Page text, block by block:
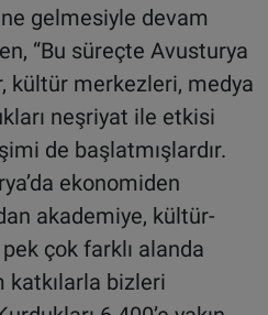
gelmesiyle devam
“Bu süreçte Avusturya
kültür merkezleri, medya
neşriyat ile etkisi
de başlatmışlardır.
ekonomiden
akademiye, kültür-
çok farklı alanda
katkılarla bizleri